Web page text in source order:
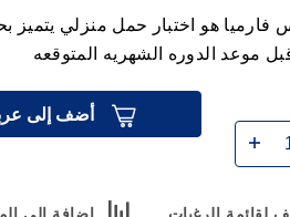
فارميا هو اختبار حمل منزلي يتميز
موعد الدوره الشهريه المتوقعه
أضف إلى